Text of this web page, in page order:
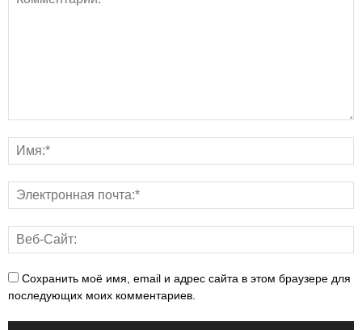
Сохранить моё имя, email и адрес сайта в этом браузере для
последующих моих комментариев.